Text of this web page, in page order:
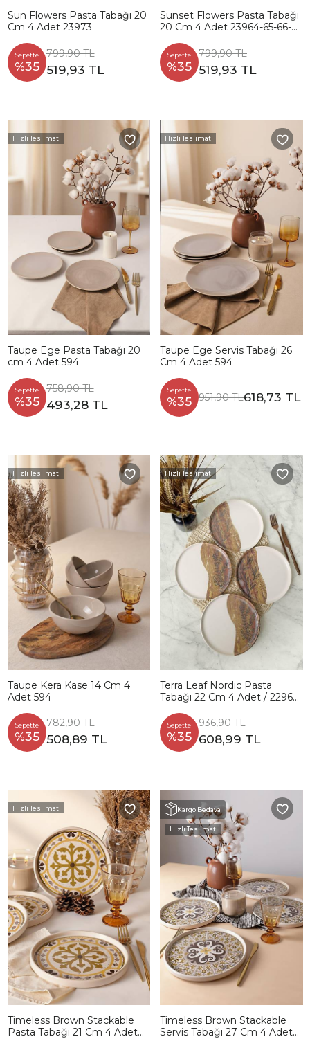
Sun Flowers Pasta Tabağı 20
Cm 4 Adet 23973
Sepette
%35
799,90 TL
519,93 TL
Sunset Flowers Pasta Tabağı
20 Cm 4 Adet 23964-65-66-
Sepette
%35
799,90 TL
519,93 TL
Hızlı Teslimat
Taupe Ege Pasta Tabağı 20
cm 4 Adet 594
Sepette
%35
758,90 TL
493,28 TL
Hızlı Teslimat
Taupe Ege Servis Tabağı 26
Cm 4 Adet 594
Sepette
%35 951,90 TL618,73 TL
Hızlı Teslimat
Taupe Kera Kase 14 Cm 4
Adet 594
Sepette
%35
782,90 TL
508,89 TL
Hızlı Teslimat
Terra Leaf Nordıc Pasta
Tabağı 22 Cm 4 Adet / 22969-
Sepette
%35
936,90 TL
608,99 TL
Hızlı Teslimat
Timeless Brown Stackable
Pasta Tabağı 21 Cm 4 Adet
Kargo Bedava
Hızlı Teslimat
Timeless Brown Stackable
Servis Tabağı 27 Cm 4 Adet